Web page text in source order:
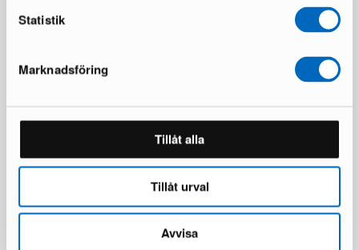
Statistik
Marknadsföring
Tillåt alla
Tillåt urval
Avvisa
Beliani Sersale utestol svart,
149 € 249 €
deNoord Marcus
2 i lager ·
249 € 418 €
Du sparar 169 €